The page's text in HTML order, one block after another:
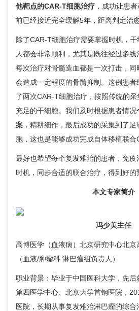
他靶点的CAR-T细胞治疗 ，成功让患
前已经接近完全缓解5年，距离判定治
除了CAR-T细胞治疗需要掌握时机，
人都会非常顺利，尤其是既往经过多线
每次治疗对骨髓造血都是一次打击，
会造成一定程度的骨髓抑制。这例患
了两次CAR-T细胞治疗，按照传统的
充足的干细胞。我们及时根据患者情况
案 ，精耕细作，最后成功的采集到了
胞，这也是能够成功完成自体移植联合
最好也希望每个复发难治的患者，免
时机，同步合适的联合治疗，得到好的
本文专家简介
冯少美主任
高博医学（血液病）北京研究中心北京
（血液/肿瘤科 淋巴瘤组负责人）
职业背景：毕业于中国医科大学，先
第四医学中心、北京大学首钢医院，
医院，长期从事复发难治淋巴瘤的综合